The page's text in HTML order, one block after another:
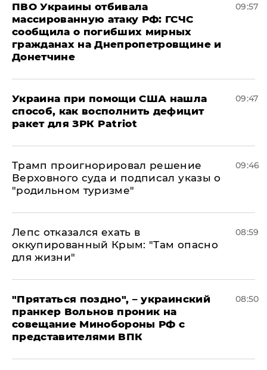
ПВО Украины отбивала
массированную атаку РФ: ГСЧС
сообщила о погибших мирных
гражданах на Днепропетровщине и
Донетчине
09:57
Украина при помощи США нашла
способ, как восполнить дефицит
ракет для ЗРК Patriot
09:47
Трамп проигнорировал решение
Верховного суда и подписал указы о
"родильном туризме"
09:46
Лепс отказался ехать в
оккупированный Крым: "Там опасно
для жизни"
08:59
"Прятаться поздно", – украинский
пранкер Вольнов проник на
совещание Минобороны РФ с
представителями ВПК
08:50